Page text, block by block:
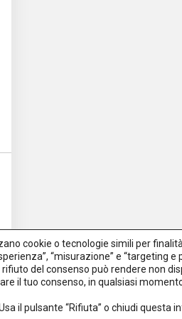
cookie o tecnologie simili per
“misurazione” e “targeting e
Il rifiuto del consenso può rendere non
il tuo consenso, in qualsiasi
il pulsante “Rifiuta” o chiudi questa